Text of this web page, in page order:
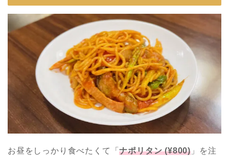
お昼をしっかり食べたくて「ナポリタン (¥800) 」を注